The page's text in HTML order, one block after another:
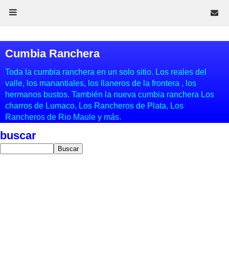
Cumbia Ranchera
Toda la cumbia ranchera en un solo sitio. Los reales del
valle, los manantiales, los llaneros de la frontera , los
hermanos bustos. También la nueva cumbia ranchera Los
charros de Lumaco, Los Rancheros de Plata, Los
Rancheros de Rio Maule y más.
buscar